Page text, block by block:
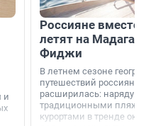
и
Россияне вместо
летят на
Фиджи
В летнем сезоне
путешествий россиян
расширилась: наряду с
традиционными
курортами в тренде